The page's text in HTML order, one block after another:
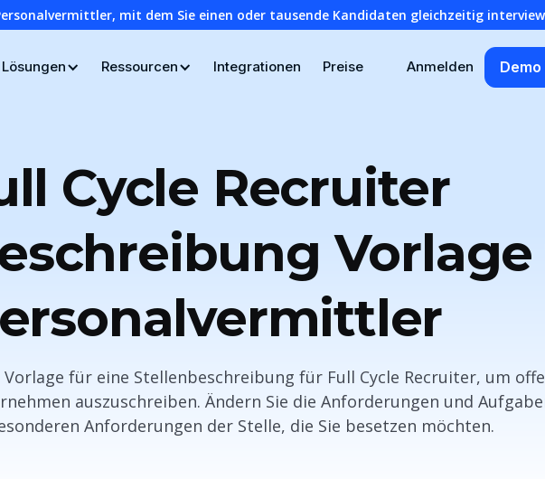
mit dem Sie einen oder tausende Kandidaten gleichzeitig
Lösungen Ressourcen Integrationen Preise Anmelden
Cycle Recruiter
Vorlage für eine Stellenbeschreibung für Full Cycle Recruiter, um
auszuschreiben. Ändern Sie die Anforderungen und
Anforderungen der Stelle, die Sie besetzen möchten.